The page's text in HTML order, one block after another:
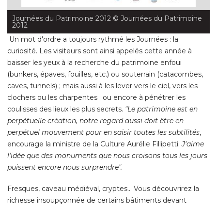
Journées du Patrimoine 2012 © Journées du Patrimoine
2012
Un mot d'ordre a toujours rythmé les Journées : la
curiosité. Les visiteurs sont ainsi appelés cette année à
baisser les yeux à la recherche du patrimoine enfoui
(bunkers, épaves, fouilles, etc.) ou souterrain (catacombes,
caves, tunnels) ; mais aussi à les lever vers le ciel, vers les
clochers ou les charpentes ; ou encore à pénétrer les
coulisses des lieux les plus secrets. "Le patrimoine est en
perpétuelle création, notre regard aussi doit être en
perpétuel mouvement pour en saisir toutes les subtilités,
encourage la ministre de la Culture Aurélie Fillipetti. J'aime
l'idée que des monuments que nous croisons tous les jours
puissent encore nous surprendre".
Fresques, caveau médiéval, cryptes... Vous découvrirez la
richesse insoupçonnée de certains bâtiments devant